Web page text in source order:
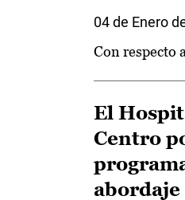
04 de Enero
Con respecto
El
Centro